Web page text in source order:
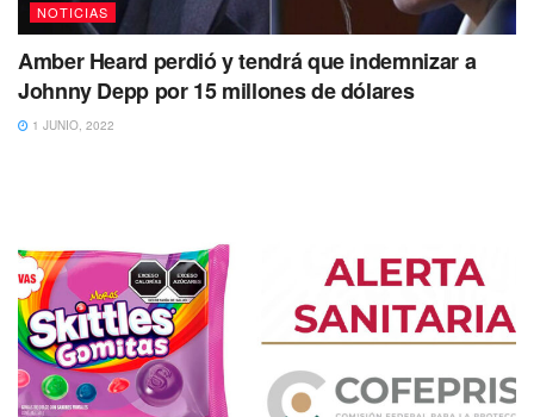
NOTICIAS
Amber Heard perdió y tendrá que indemnizar a
Johnny Depp por 15 millones de dólares
1 JUNIO, 2022